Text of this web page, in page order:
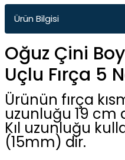
Ürün Bilgisi
Oğuz Çini
Uçlu Fırça 5
Ürünün fırça
uzunluğu 19 cm
Kıl uzunluğu
(15mm) dir.